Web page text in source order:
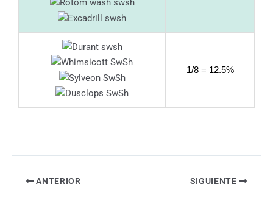
1/8 = 12.5%
ANTERIOR SIGUIENTE